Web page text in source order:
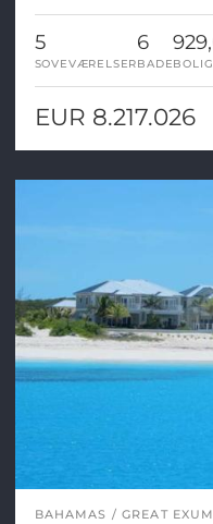
5
SOVEVÆRELSER
6
BADE
EUR 8.217.026
BAHAMAS GREAT